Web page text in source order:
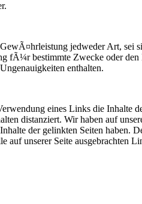
jedweder Art,
bestimmte Zwecke oder
enthalten.
eines Links die Inhalte
distanziert. Wir haben auf
der gelinkten Seiten haben.
unserer Seite ausgebrachten